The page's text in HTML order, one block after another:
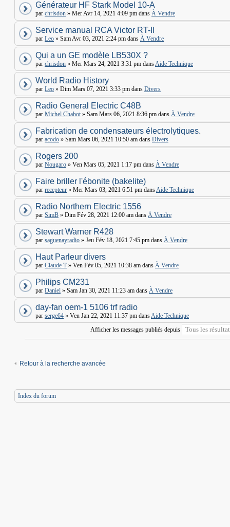
Générateur HF Stark Model 10-A
par chrisdon » Mer Avr 14, 2021 4:09 pm dans À Vendre
Service manual RCA Victor RT-II
par Leo » Sam Avr 03, 2021 2:24 pm dans À Vendre
Qui a un GE modèle LB530X ?
par chrisdon » Mer Mars 24, 2021 3:31 pm dansAide Technique
World Radio History
par Leo » Dim Mars 07, 2021 3:33 pm dans Divers
Radio General Electric C48B
par Michel Chabot» Sam Mars 06, 2021 8:36 pm dans À Vendre
Fabrication de condensateurs électrolytiques.
par acodo » Sam Mars 06, 2021 10:50 am dans Divers
Rogers 200
par Nougaro » Ven Mars 05, 2021 1:17 pm dans À Vendre
Faire briller l'ébonite (bakelite)
par recepteur » Mer Mars 03, 2021 6:51 pm dansAide Technique
Radio Northern Electric 1556
par SimB » Dim Fév 28, 2021 12:00 am dans À Vendre
Stewart Warner R428
par saguenayradio » Jeu Fév 18, 2021 7:45 pm dans À Vendre
Haut Parleur divers
par Claude T» Ven Fév 05, 2021 10:38 am dans À Vendre
Philips CM231
par Daniel » Sam Jan 30, 2021 11:23 am dans À Vendre
day-fan oem-1 5106 trf radio
par serge64 » Ven Jan 22, 2021 11:37 pm dansAide Technique
Afficher les messages publiés depuis
Retour à la recherche avancée
Index du forum